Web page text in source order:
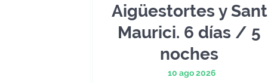
Aigüestortes y Sant
Maurici. 6 días / 5
noches
10 ago 2026